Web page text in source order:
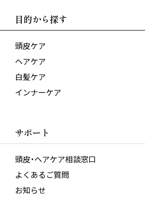
目的から探す
頭皮ケア
ヘアケア
白髪ケア
インナーケア
サポート
頭皮・ヘアケア相談窓口
よくあるご質問
お知らせ